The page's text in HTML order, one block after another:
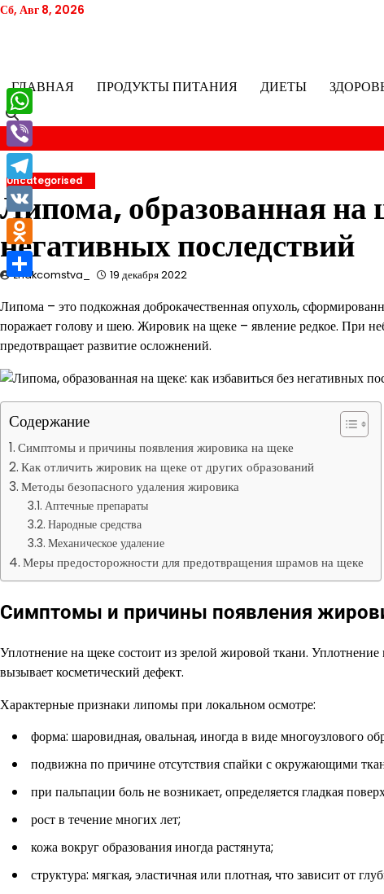
Перейти
Сб, Авг 8, 2026
ГЛАВНАЯ
ПРОДУКТЫ ПИТАНИЯ ДИЕТЫ
Uncategorised
Липома, образованная на
негативных последствий
znakcomstva_ 19 декабря 2022
Липома – это подкожная доброкачественная опухоль,
поражает голову и шею. Жировик на щеке – явление редкое. При
предотвращает развитие осложнений.
Содержание
Симптомы и причины появления жировика на щеке
Как отличить жировик на щеке от других образований
Методы безопасного удаления жировика
Аптечные препараты
Народные средства
Механическое удаление
Меры предосторожности для предотвращения шрамов на щеке
Симптомы и причины появления
Уплотнение на щеке состоит из зрелой жировой ткани.
вызывает косметический дефект.
Характерные признаки липомы при локальном осмотре:
форма: шаровидная, овальная, иногда в виде многоузлового
подвижна по причине отсутствия спайки с окружающими
при пальпации боль не возникает, определяется гладкая
рост в течение многих лет;
кожа вокруг образования иногда растянута;
структура: мягкая, эластичная или плотная, что зависит от
WhatsApp
Viber
Telegram
VK
Odnoklassniki